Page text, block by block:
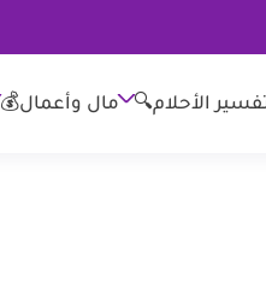
الأحلام🔍 مال وأعمال💰